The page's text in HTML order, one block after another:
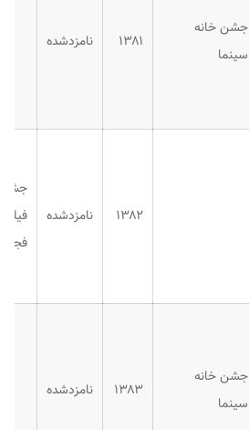
جشن خانه
سینما
۱۳۸۱ نامزدشده
۱۳۸۲ نامزدشده
فیلم
فجر
جشن خانه
سینما
۱۳۸۳ نامزدشده